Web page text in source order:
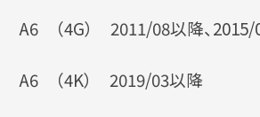
A6 （4G） 2011/08以降、2015/
A6 （4K） 2019/03以降